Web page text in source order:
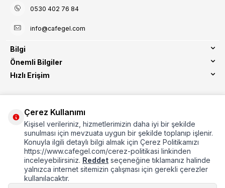
0530 402 76 84
info@cafegel.com
Bilgi
Önemli Bilgiler
Hızlı Erişim
Etbis Kayıtlıdır
Çerez Kullanımı
Kişisel verileriniz, hizmetlerimizin daha iyi bir şekilde
sunulması için mevzuata uygun bir şekilde toplanıp işlenir.
Konuyla ilgili detaylı bilgi almak için Çerez Politikamızı
https://www.cafegel.com/cerez-politikasi linkinden
inceleyebilirsiniz. Reddet seçeneğine tıklamanız halinde
yalnızca internet sitemizin çalışması için gerekli çerezler
kullanılacaktır.